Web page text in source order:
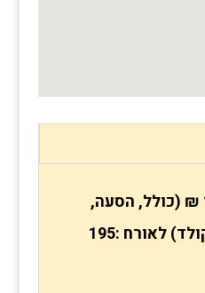
לחבר ביג טיים 180 ₪ (כולל, הסעה,
הדרכה, ביטוח ושוקולד) לאורח :195